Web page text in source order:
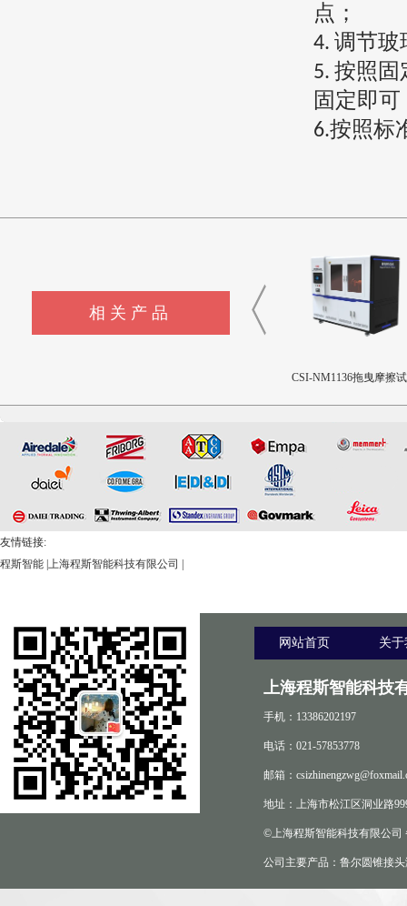
点；
4. 调节玻
5. 按照固
固定即可
6.按照标
相关产品
CSI-NM1136拖曳摩擦
友情链接:
程斯智能 上海程斯智能科技有限公司
网站首页 关
上海程斯智能科技
手机：13386202197
电话：021-57853778
邮箱：
地址：上海市松江区洞业路
©上海程斯智能科技有限公司
公司主要产品：鲁尔圆锥接